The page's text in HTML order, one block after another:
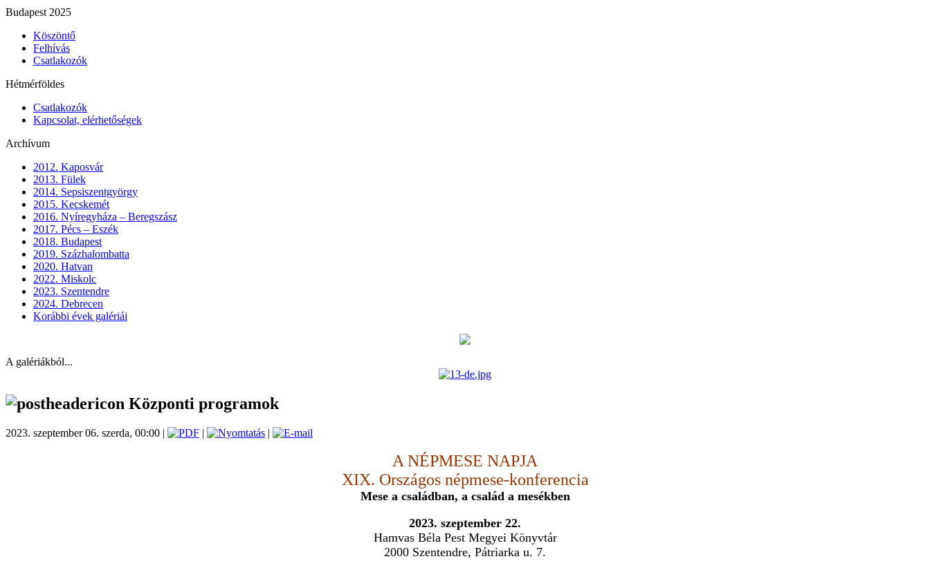
Budapest 2025
Köszöntő
Felhívás
Csatlakozók
Hétmérföldes
Csatlakozók
Kapcsolat, elérhetőségek
Archívum
2012. Kaposvár
2013. Fülek
2014. Sepsiszentgyörgy
2015. Kecskemét
2016. Nyíregyháza – Beregszász
2017. Pécs – Eszék
2018. Budapest
2019. Százhalombatta
2020. Hatvan
2022. Miskolc
2023. Szentendre
2024. Debrecen
Korábbi évek galériái
A galériákból...
Központi programok
2023. szeptember 06. szerda, 00:00 | | |
A NÉPMESE NAPJA
XIX. Országos népmese-konferencia
Mese a családban, a család a mesékben
2023. szeptember 22.
Hamvas Béla Pest Megyei Könyvtár
2000 Szentendre, Pátriarka u. 7.